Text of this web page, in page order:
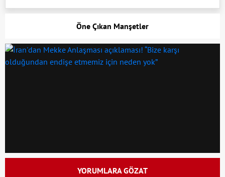
Öne Çıkan Manşetler
YORUMLARA GÖZAT